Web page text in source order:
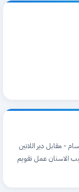
مقابل دير اللاتين
الاسنان عمل تقويم